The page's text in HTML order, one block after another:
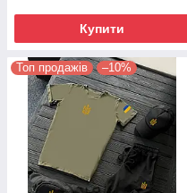
Купити
Топ продажів –10%